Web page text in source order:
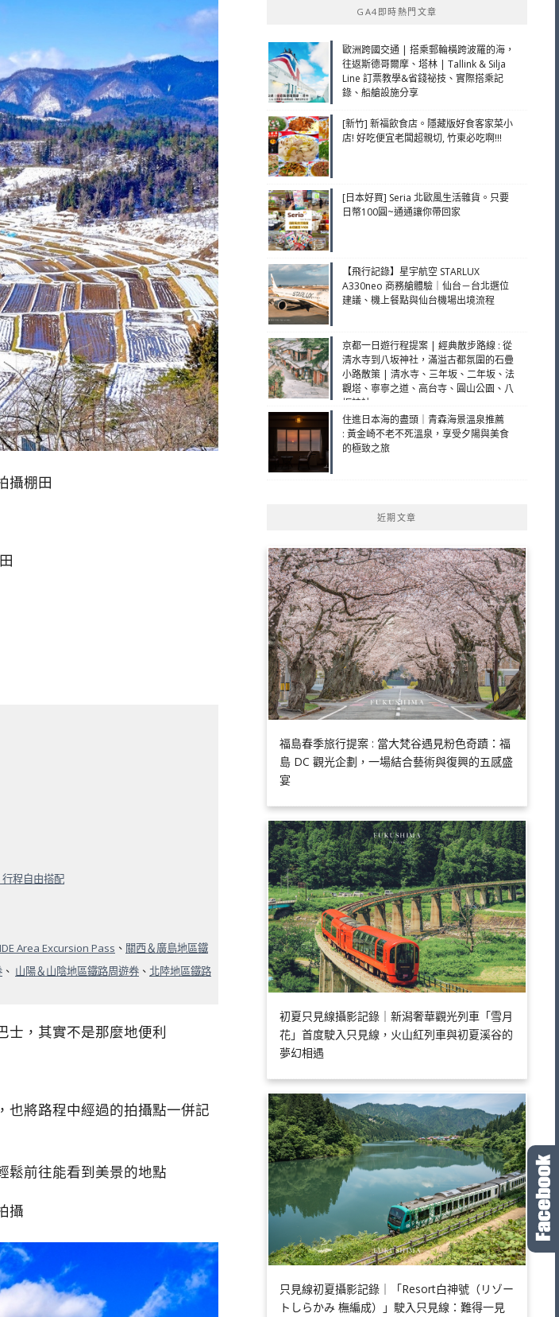
攝棚田
程自由搭配
Area Excursion Pass 、 關西＆廣島地區鐵
、 山陽＆山陰地區鐵路周遊券 、 北陸地區鐵路
士，其實不是那麼地便利
也將路程中經過的拍攝點一併記
鬆前往能看到美景的地點
攝
GA4即時熱門文章
歐洲跨國交通 | 搭乘郵輪橫跨波羅的海，
往返斯德哥爾摩、塔林 | Tallink & Silja
Line 訂票教學&省錢祕技、實際搭乘記
錄、船艙設施分享
[新竹] 新福飲食店。隱藏版好食客家菜小
店! 好吃便宜老闆超親切, 竹東必吃啊!!!
[日本好買] Seria 北歐風生活雜貨。只要
日幣100圓~通通讓你帶回家
【飛行記錄】星宇航空 STARLUX
A330neo 商務艙體驗｜仙台－台北選位
建議、機上餐點與仙台機場出境流程
京都一日遊行程提案 | 經典散步路線 : 從
清水寺到八坂神社，滿溢古都氛圍的石疊
小路散策 | 清水寺、三年坂、二年坂、法
觀塔、寧寧之道、高台寺、圓山公園、八
坂神社
住進日本海的盡頭｜青森海景溫泉推薦
: 黃金崎不老不死溫泉，享受夕陽與美食
的極致之旅
近期文章
福島春季旅行提案 : 當大梵谷遇見粉色奇蹟：福
島 DC 觀光企劃，一場結合藝術與復興的五感盛
宴
初夏只見線攝影記錄｜新潟奢華觀光列車「雪月
花」首度駛入只見線，火山紅列車與初夏溪谷的
夢幻相遇
只見線初夏攝影記錄｜「Resort白神號（リゾー
トしらかみ 橅編成）」駛入只見線：難得一見